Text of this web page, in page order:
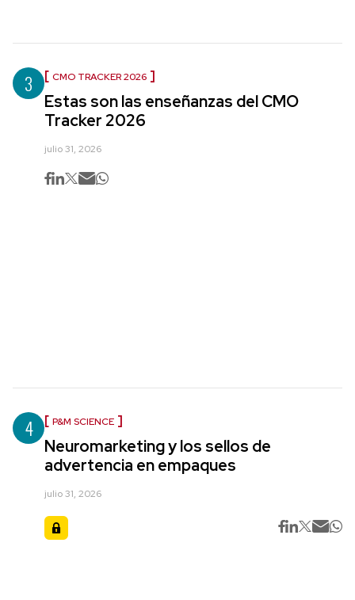
3 CMO TRACKER 2026
Estas son las enseñanzas del CMO
Tracker 2026
julio 31, 2026
4 P&M SCIENCE
Neuromarketing y los sellos de
advertencia en empaques
julio 31, 2026